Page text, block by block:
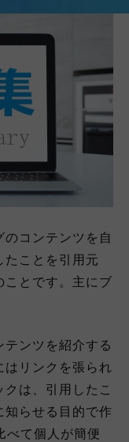
のコンテンツを自
ことを引用元
ことです。主にブ
ンツを紹介する
はリンクを張られ
は、引用したこ
知らせる目的で作
べて個人が簡便